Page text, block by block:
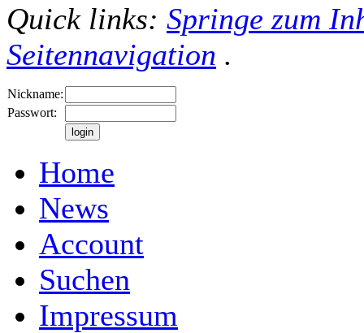
Quick links: Springe zum
Seitennavigation .
Nickname:
Passwort:
Home
News
Account
Suchen
Impressum